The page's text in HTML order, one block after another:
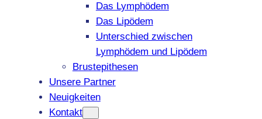
Das Lymphödem
Das Lipödem
Unterschied zwischen
Lymphödem und Lipödem
Brustepithesen
Unsere Partner
Neuigkeiten
Kontakt